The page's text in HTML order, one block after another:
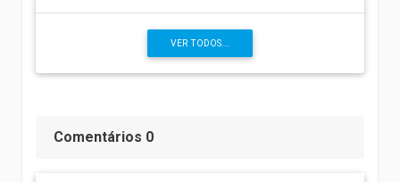
VER TODOS...
Comentários 0